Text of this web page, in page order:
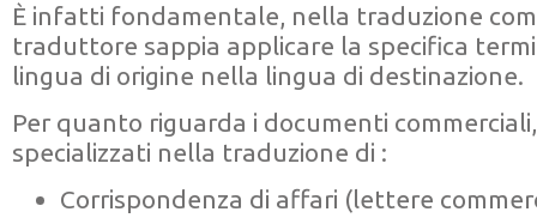
È infatti fondamentale, nella traduzione
traduttore sappia applicare la specifica
lingua di origine nella lingua di destinazione.
Per quanto riguarda i documenti
specializzati nella traduzione di :
Corrispondenza di affari (lettere